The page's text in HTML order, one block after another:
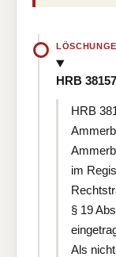
HRB
HRB
im
§ 19
Als